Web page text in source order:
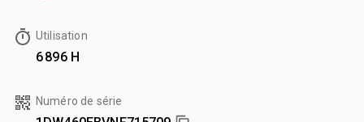
Utilisation
6 896 H
Numéro de série